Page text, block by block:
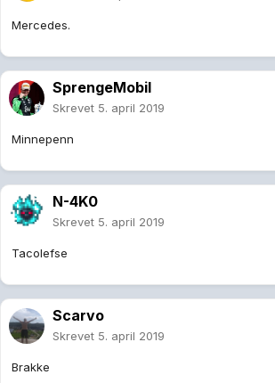
Mercedes.
SprengeMobil
Skrevet 5. april 2019
Minnepenn
N-4K0
Skrevet 5. april 2019
Tacolefse
Scarvo
Skrevet 5. april 2019
Brakke